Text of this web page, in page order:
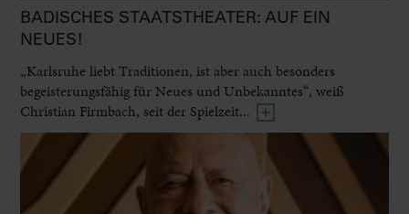
BADISCHES STAATSTHEATER: AUF EIN
NEUES!
„Karlsruhe liebt Traditionen, ist aber auch besonders
begeisterungsfähig für Neues und Unbekanntes“, weiß
Christian Firmbach, seit der Spielzeit...